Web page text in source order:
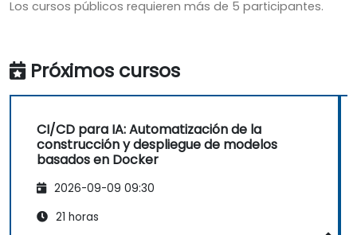
Los cursos públicos requieren más de 5 participantes.
Próximos cursos
CI/CD para IA: Automatización de la
construcción y despliegue de modelos
basados en Docker
2026-09-09 09:30
21 horas